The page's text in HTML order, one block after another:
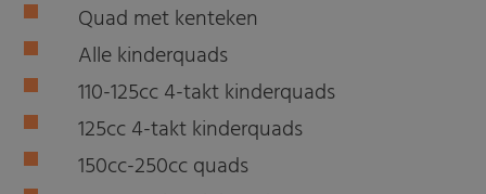
Quad met kenteken
Alle kinderquads
110-125cc 4-takt kinderquads
125cc 4-takt kinderquads
150cc-250cc quads